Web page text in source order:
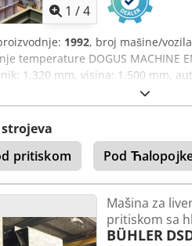
1 /4
1992, broj mašine/
temperature DOGUS MACHINE
1.320 mm, visina: 1.500 mm,
2014, serijski broj: 1009
pritiskom
Pod
Mašina za
pritiskom sa
BÜHLER